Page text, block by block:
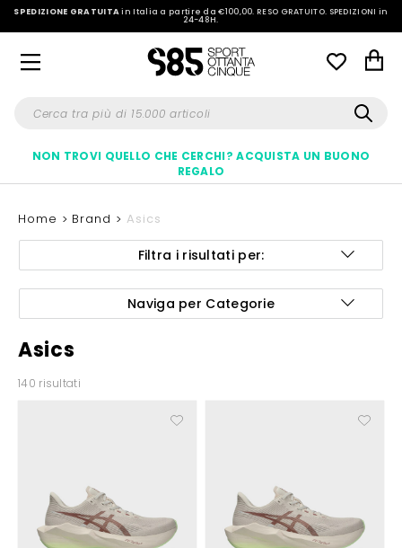
SPEDIZIONE GRATUITAin Italia a partire da €100,00.RESO GRATUITO. SPEDIZIONI in
24-48H.
NON TROVI QUELLO CHE CERCHI? ACQUISTA UN BUONO
REGALO
Home Brand Asics
Asics
Filtra i risultati per:
Naviga per Categorie
140 risultati